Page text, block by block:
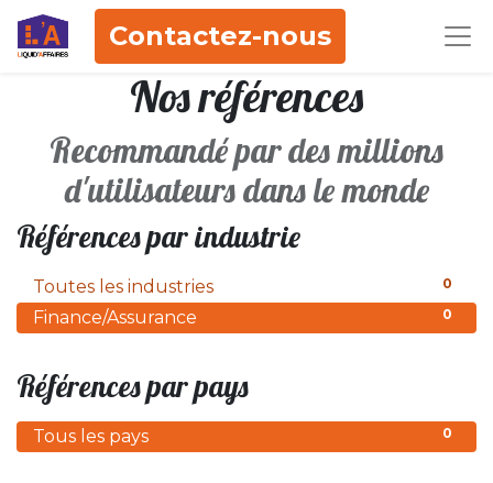
Contactez-nous
Nos références
Recommandé par des millions
d'utilisateurs dans le monde
Références par industrie
0
Toutes les industries
0
Finance/Assurance
Références par pays
0
Tous les pays